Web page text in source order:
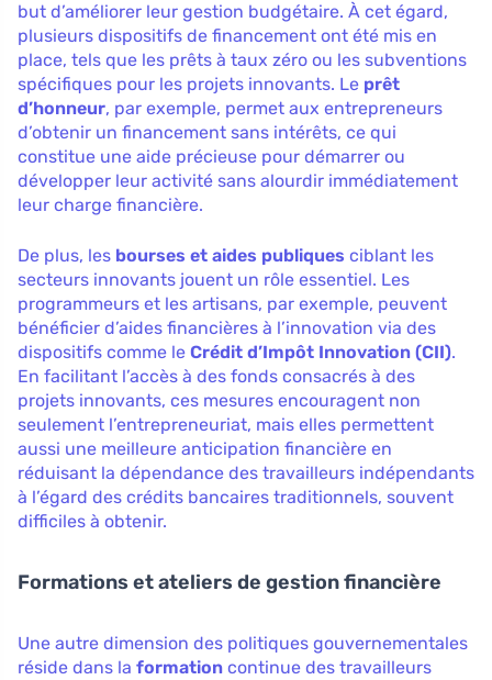
but d’améliorer leur gestion budgétaire. À cet égard,
plusieurs dispositifs de financement ont été mis en
place, tels que les prêts à taux zéro ou les subventions
spécifiques pour les projets innovants. Le prêt
d’honneur, par exemple, permet aux entrepreneurs
d’obtenir un financement sans intérêts, ce qui
constitue une aide précieuse pour démarrer ou
développer leur activité sans alourdir immédiatement
leur charge financière.
De plus, les bourses et aides publiques ciblant les
secteurs innovants jouent un rôle essentiel. Les
programmeurs et les artisans, par exemple, peuvent
bénéficier d’aides financières à l’innovation via des
dispositifs comme le Crédit d’Impôt Innovation (CII).
En facilitant l’accès à des fonds consacrés à des
projets innovants, ces mesures encouragent non
seulement l’entrepreneuriat, mais elles permettent
aussi une meilleure anticipation financière en
réduisant la dépendance des travailleurs indépendants
à l’égard des crédits bancaires traditionnels, souvent
difficiles à obtenir.
Formations et ateliers de gestion financière
Une autre dimension des politiques gouvernementales
réside dans la formation continue des travailleurs